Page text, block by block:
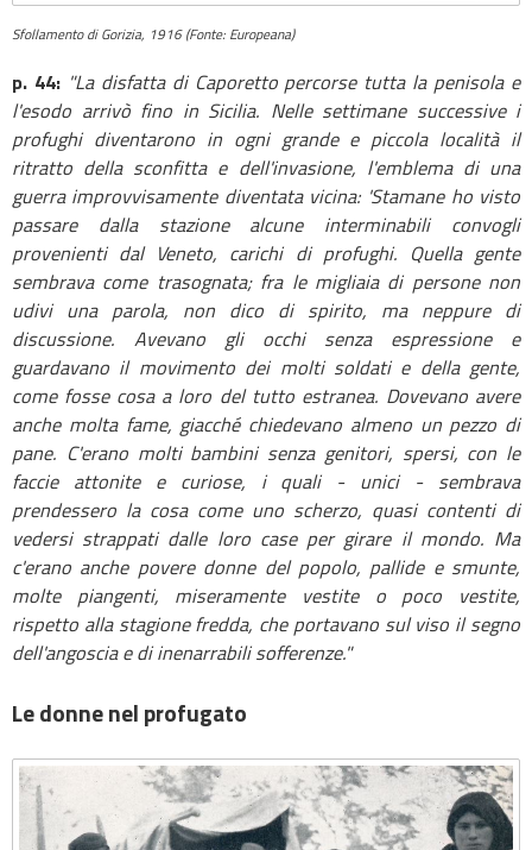
Sfollamento di Gorizia, 1916 (Fonte: Europeana)
p. 44:"La disfatta di Caporetto percorse tutta la penisola e
l'esodo arrivò fino in Sicilia. Nelle settimane successive i
profughi diventarono in ogni grande e piccola località il
ritratto della sconfitta e dell'invasione, l'emblema di una
guerra improvvisamente diventata vicina: 'Stamane ho visto
passare dalla stazione alcune interminabili convogli
provenienti dal Veneto, carichi di profughi. Quella gente
sembrava come trasognata; fra le migliaia di persone non
udivi una parola, non dico di spirito, ma neppure di
discussione. Avevano gli occhi senza espressione e
guardavano il movimento dei molti soldati e della gente,
come fosse cosa a loro del tutto estranea. Dovevano avere
anche molta fame, giacché chiedevano almeno un pezzo di
pane. C'erano molti bambini senza genitori, spersi, con le
faccie attonite e curiose, i quali - unici - sembrava
prendessero la cosa come uno scherzo, quasi contenti di
vedersi strappati dalle loro case per girare il mondo. Ma
c'erano anche povere donne del popolo, pallide e smunte,
molte piangenti, miseramente vestite o poco vestite,
rispetto alla stagione fredda, che portavano sul viso il segno
dell'angoscia e di inenarrabili sofferenze."
Le donne nel profugato